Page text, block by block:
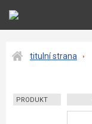
titulní strana
PRODUKT